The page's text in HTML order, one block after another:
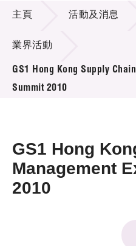
技術商品化
項目及資助計劃
活動及消息
新聞中心
資訊中心
活動及消息
主頁 活動及消息
業界活動
GS1 Hong Kong Supply
Summit 2010
GS1 Hong
Management
2010